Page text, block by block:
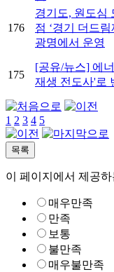
176
경기도, 원도심
점 ‘경기 더드
광명에서 운영
175
[공유/뉴스] 에
재생 전도사'로
1 2 3 4 5
이 페이지에서 제공
매우만족
만족
보통
불만족
매우불만족